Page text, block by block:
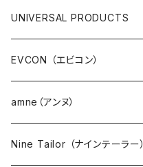
UNIVERSAL PRODUCTS
EVCON （エビコン）
amne（アンヌ）
Nine Tailor （ナインテーラー）